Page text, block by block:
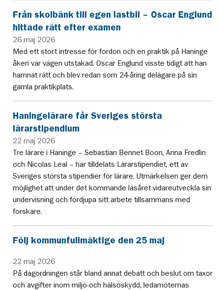
Från skolbänk till egen lastbil – Oscar Englund
hittade rätt efter examen
26 maj 2026
Med ett stort intresse för fordon och en praktik på Haninge
åkeri var vägen utstakad. Oscar Englund visste tidigt att han
hamnat rätt och blev redan som 24-åring delägare på sin
gamla praktikplats.
Haningelärare får Sveriges största
lärarstipendium
22 maj 2026
Tre lärare i Haninge – Sebastian Bennet Boon, Anna Fredlin
och Nicolas Leal – har tilldelats Lärarstipendiet, ett av
Sveriges största stipendier för lärare. Utmärkelsen ger dem
möjlighet att under det kommande läsåret vidareutveckla sin
undervisning och fördjupa sitt arbete tillsammans med
forskare.
Följ kommunfullmäktige den 25 maj
22 maj 2026
På dagordningen står bland annat debatt och beslut om taxor
och avgifter inom miljö-och hälsoskydd, ledamöternas